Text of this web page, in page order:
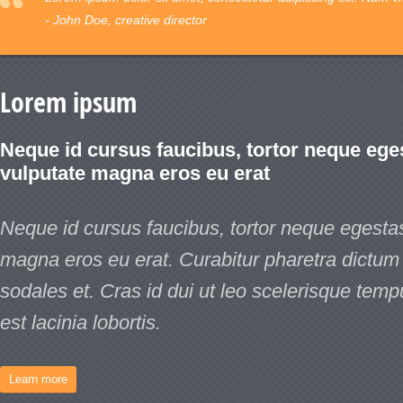
- John Doe, creative director
Lorem ipsum
Neque id cursus faucibus, tortor neque
vulputate magna eros eu erat
Neque id cursus faucibus, tortor neque
magna eros eu erat. Curabitur pharetra
sodales et. Cras id dui ut leo scelerisque
est lacinia lobortis.
Learn more